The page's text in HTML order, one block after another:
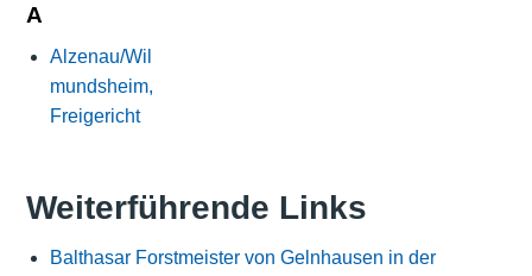
A
Alzenau/Wil
mundsheim,
Freigericht
Weiterführende Links
Balthasar Forstmeister von Gelnhausen in der